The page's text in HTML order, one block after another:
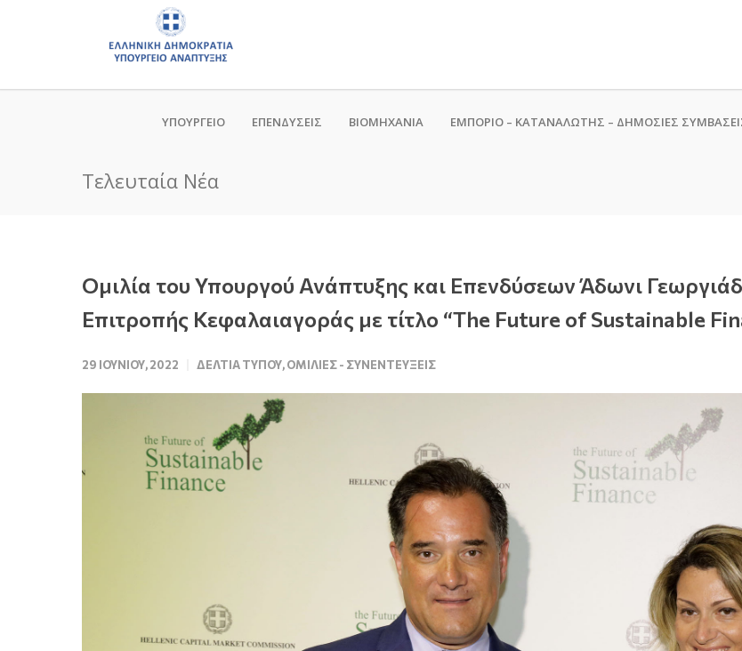
ΥΠΟΥΡΓΕΙΟ ΕΠΕΝΔΥΣΕΙΣ ΒΙΟΜΗΧΑΝΙΑ ΕΜΠΟΡΙΟ – ΚΑΤΑΝΑΛΩΤΗΣ – ΔΗΜΟΣΙΕΣ
Τελευταία Νέα
Ομιλία του Υπουργού Ανάπτυξης και Επενδύσεων Άδωνι
Επιτροπής Κεφαλαιαγοράς με τίτλο “The Future of Sustainable
29 ΙΟΥΝΊΟΥ, 2022 ΔΕΛΤΊΑ ΤΎΠΟΥ,ΟΜΙΛΊΕΣ - ΣΥΝΕΝΤΕΎΞΕΙΣ